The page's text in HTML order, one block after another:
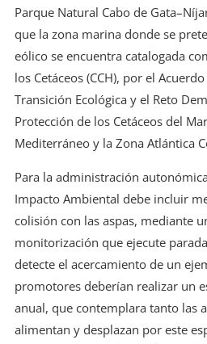
Parque Natural Cabo de
que la zona marina donde se
eólico se encuentra catalogada
los Cetáceos (CCH), por el
Transición Ecológica y el Reto
Protección de los Cetáceos del
Mediterráneo y la Zona Atlántica
Para la administración
Impacto Ambiental debe incluir
colisión con las aspas, mediante
monitorización que ejecute
detecte el acercamiento de un
promotores deberían realizar un
anual, que contemplara tanto las
alimentan y desplazan por este